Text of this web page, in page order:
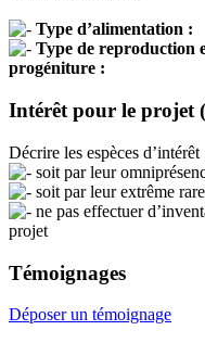
Type d’alimentation :
Type de reproduction
progéniture :
Intérêt pour le projet
Décrire les espèces d’intérêt
soit par leur
soit par leur extrême
ne pas effectuer
projet
Témoignages
Déposer un témoignage